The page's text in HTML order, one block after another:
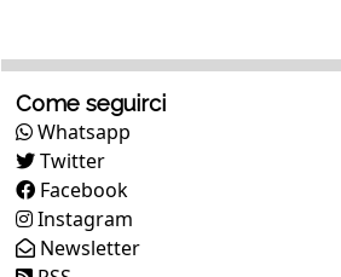
Come seguirci
Whatsapp
Twitter
Facebook
Instagram
Newsletter